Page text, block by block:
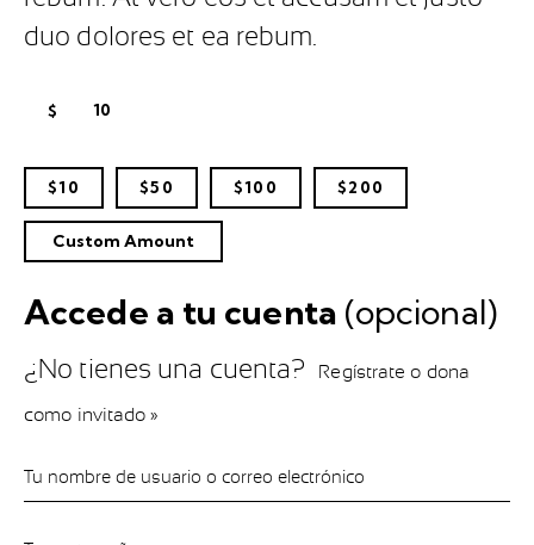
duo dolores et ea rebum.
$
$10 $50 $100 $200
Custom Amount
Accede a tu cuenta (opcional)
¿No tienes una cuenta?
Regístrate o dona
como invitado »